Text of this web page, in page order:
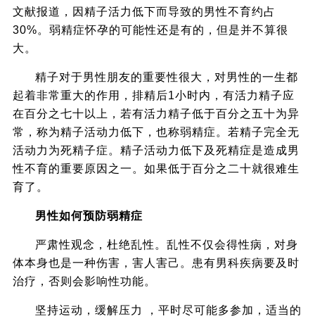
文献报道，因精子活力低下而导致的男性不育约占
30%。弱精症怀孕的可能性还是有的，但是并不算很
大。
精子对于男性朋友的重要性很大，对男性的一生都
起着非常重大的作用，排精后1小时内，有活力精子应
在百分之七十以上，若有活力精子低于百分之五十为异
常，称为精子活动力低下，也称弱精症。若精子完全无
活动力为死精子症。精子活动力低下及死精症是造成男
性不育的重要原因之一。如果低于百分之二十就很难生
育了。
男性如何预防弱精症
严肃性观念，杜绝乱性。乱性不仅会得性病，对身
体本身也是一种伤害，害人害己。患有男科疾病要及时
治疗，否则会影响性功能。
坚持运动，缓解压力 ，平时尽可能多参加，适当的